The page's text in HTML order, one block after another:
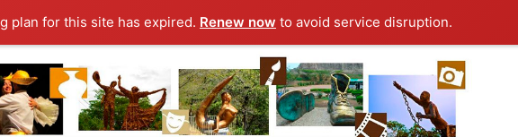
plan for this site has expired. Renew now to avoid service disruption.